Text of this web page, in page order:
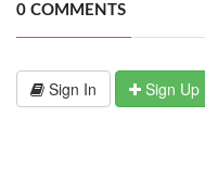
0 COMMENTS
Sign In Sign Up